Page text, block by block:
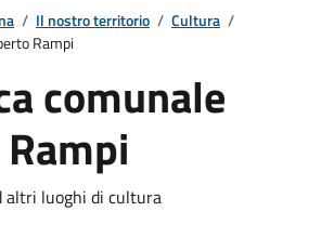
/ Il nostro territorio / Cultura /
Rampi
comunale
altri luoghi di cultura